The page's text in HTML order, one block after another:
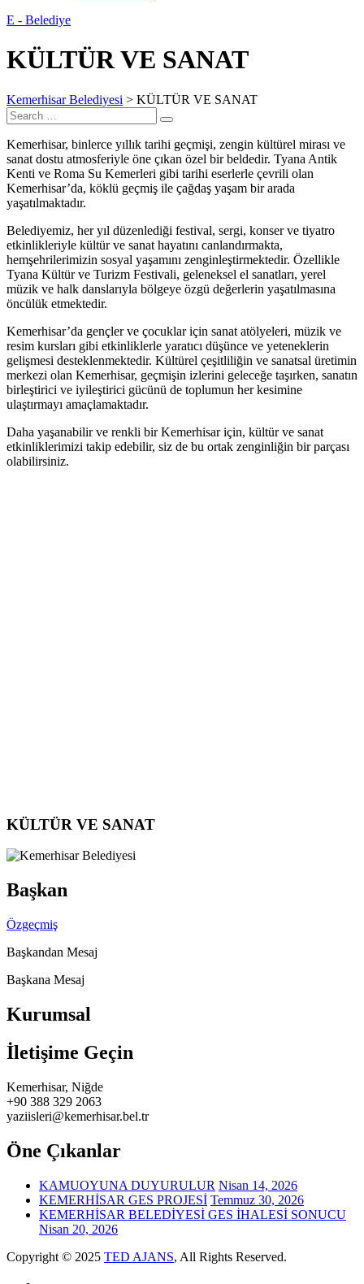
E - Belediye
KÜLTÜR VE SANAT
Kemerhisar Belediyesi > KÜLTÜR VE SANAT
Search
for:
Search
Kemerhisar, binlerce yıllık tarihi geçmişi, zengin kültürel mirası ve
sanat dostu atmosferiyle öne çıkan özel bir beldedir. Tyana Antik
Kenti ve Roma Su Kemerleri gibi tarihi eserlerle çevrili olan
Kemerhisar’da, köklü geçmiş ile çağdaş yaşam bir arada
yaşatılmaktadır.
Belediyemiz, her yıl düzenlediği festival, sergi, konser ve tiyatro
etkinlikleriyle kültür ve sanat hayatını canlandırmakta,
hemşehrilerimizin sosyal yaşamını zenginleştirmektedir. Özellikle
Tyana Kültür ve Turizm Festivali, geleneksel el sanatları, yerel
müzik ve halk danslarıyla bölgeye özgü değerlerin yaşatılmasına
öncülük etmektedir.
Kemerhisar’da gençler ve çocuklar için sanat atölyeleri, müzik ve
resim kursları gibi etkinliklerle yaratıcı düşünce ve yeteneklerin
gelişmesi desteklenmektedir. Kültürel çeşitliliğin ve sanatsal üretimin
merkezi olan Kemerhisar, geçmişin izlerini geleceğe taşırken, sanatın
birleştirici ve iyileştirici gücünü de toplumun her kesimine
ulaştırmayı amaçlamaktadır.
Daha yaşanabilir ve renkli bir Kemerhisar için, kültür ve sanat
etkinliklerimizi takip edebilir, siz de bu ortak zenginliğin bir parçası
olabilirsiniz.
KÜLTÜR VE SANAT
Başkan
Özgeçmiş
Başkandan Mesaj
Başkana Mesaj
Kurumsal
İletişime Geçin
Kemerhisar, Niğde
+90 388 329 2063
yaziisleri@kemerhisar.bel.tr
Öne Çıkanlar
KAMUOYUNA DUYURULUR Nisan 14, 2026
KEMERHİSAR GES PROJESİ Temmuz 30, 2026
KEMERHİSAR BELEDİYESİ GES İHALESİ SONUCU
Nisan 20, 2026
Copyright © 2025 TED AJANS, All Rights Reserved.